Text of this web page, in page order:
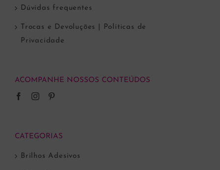
Dúvidas frequentes
Trocas e Devoluções | Políticas de
Privacidade
ACOMPANHE NOSSOS CONTEÚDOS
CATEGORIAS
Brilhos Adesivos